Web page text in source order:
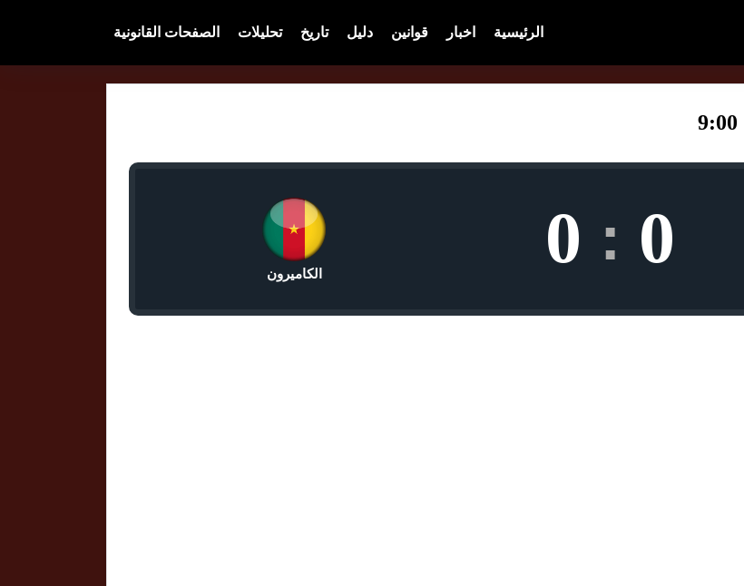
الرئيسية اخبار قوانين دليل تاريخ تحليلات الصفحات القانونية
0
:
0 الكاميرون